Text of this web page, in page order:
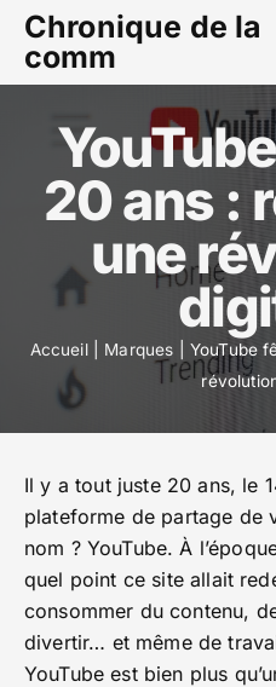
Chronique de la
comm
20 ans :
une
Accueil| Marques
YouTube
Il y a tout juste 20 ans, le
plateforme de partage de
nom ? YouTube. À
quel point ce site allait
consommer du contenu,
divertir… et même de
YouTube est bien plus